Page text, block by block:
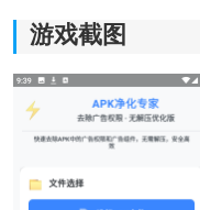
去除广告权限软件功能
游戏截图